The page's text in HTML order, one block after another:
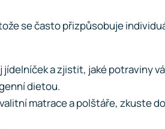
se často přizpůsobuje
a zjistit, jaké potraviny
dietou.
matrace a polštáře, zkuste